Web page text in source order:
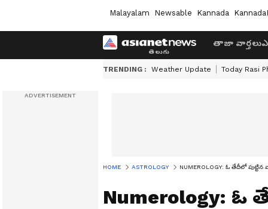
Malayalam Newsable Kannada
తాజా వార్తలు
TRENDING : Weather Update Today Rasi
HOME ASTROLOGY NUMEROLOGY: ఓ తేదీలో
Numerology: ఓ